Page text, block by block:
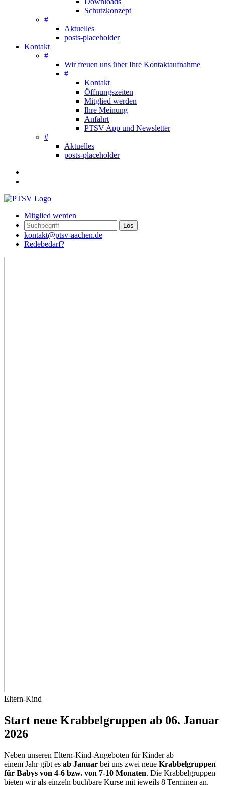
Schutzkonzept
#
Aktuelles
posts-placeholder
Kontakt
#
Wir freuen uns über Ihre Kontaktaufnahme
#
Kontakt
Öffnungszeiten
Mitglied werden
Ihre Meinung
Anfahrt
PTSV App und Newsletter
#
Aktuelles
posts-placeholder
Mitglied werden
kontakt@ptsv-aachen.de
Redebedarf?
Eltern-Kind
Start neue Krabbelgruppen ab 06. Januar
2026
Neben unseren Eltern-Kind-Angeboten für Kinder ab
einem Jahr gibt es ab Januar bei uns zwei neue Krabbelgruppen
für Babys von 4-6 bzw. von 7-10 Monaten. Die Krabbelgruppen
bieten wir als einzeln buchbare Kurse mit jeweils 8 Terminen an.